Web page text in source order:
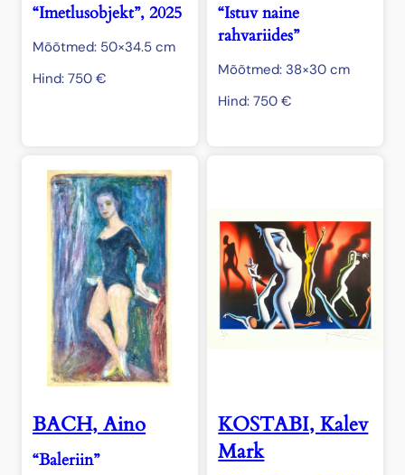
“Imetlusobjekt”, 2025
Mõõtmed: 50×34.5 cm
Hind: 750 €
“Istuv naine
rahvariides”
Mõõtmed: 38×30 cm
Hind:750€
BACH, Aino
“Baleriin”
KOSTABI, Kalev
Mark